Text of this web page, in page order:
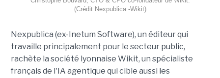
(Crédit Nexpublica -Wikit)
Nexpublica (ex-Inetum Software), un éditeur qui
travaille principalement pour le secteur public,
rachète la société lyonnaise Wikit, un spécialiste
français de l'IA agentique qui cible aussi les